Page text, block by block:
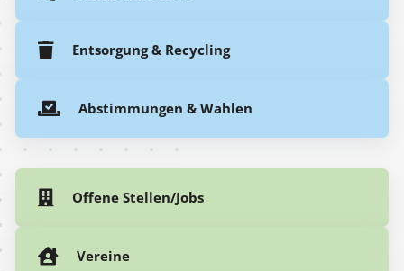
Entsorgung & Recycling
Abstimmungen & Wahlen
Offene Stellen/Jobs
Vereine